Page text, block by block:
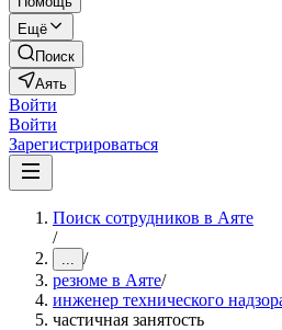
Ещё
Поиск
Аять
Войти
Войти
Зарегистрироваться
Поиск сотрудников в Аяте
/
... /
резюме в Аяте/
инженер технического
частичная занятость